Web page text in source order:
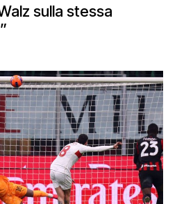
sulla stessa